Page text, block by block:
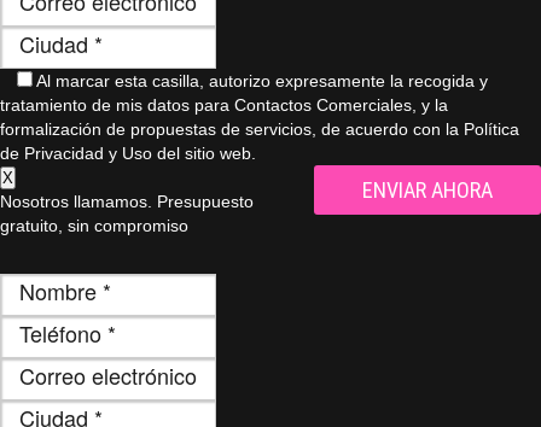
Al marcar esta casilla, autorizo ​​expresamente la recogida y
tratamiento de mis datos para Contactos Comerciales, y la
formalización de propuestas de servicios, de acuerdo con la Política
de Privacidad y Uso del sitio web.
X
Nosotros llamamos. Presupuesto
gratuito, sin compromiso